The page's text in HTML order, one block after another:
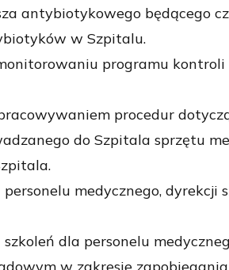
antybiotykowego będącego
w Szpitalu.
programu kontroli
procedur
do Szpitala sprzętu
medycznego, dyrekcji
dla personelu